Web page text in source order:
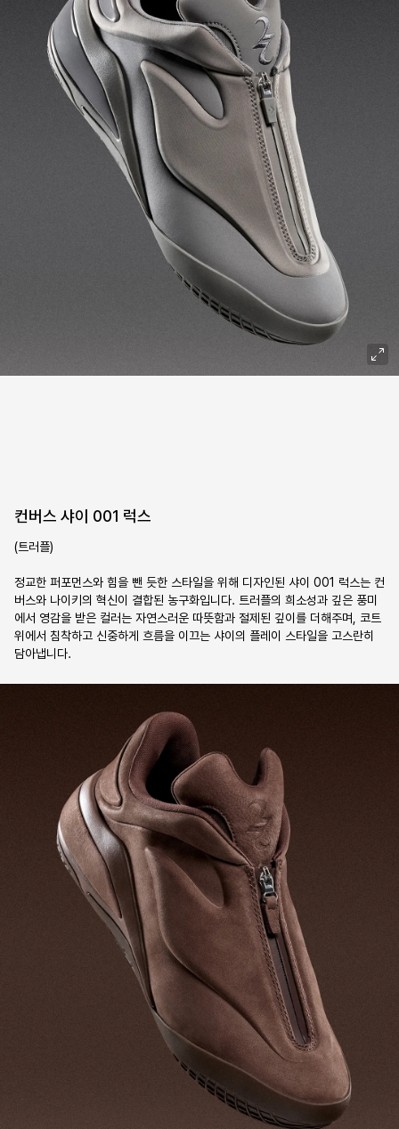
컨버스 샤이 001 럭스
(트러플)
정교한 퍼포먼스와 힘을 뺀 듯한 스타일을 위해 디자인된 샤이 001 럭스는 컨
버스와 나이키의 혁신이 결합된 농구화입니다. 트러플의 희소성과 깊은 풍미
에서 영감을 받은 컬러는 자연스러운 따뜻함과 절제된 깊이를 더해주며, 코트
위에서 침착하고 신중하게 흐름을 이끄는 샤이의 플레이 스타일을 고스란히
담아냅니다.